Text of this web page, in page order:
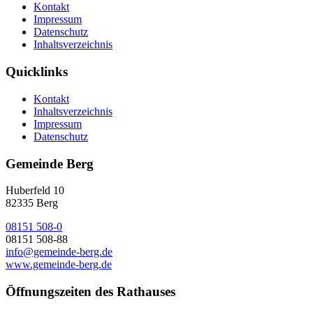
Kontakt
Impressum
Datenschutz
Inhaltsverzeichnis
Quicklinks
Kontakt
Inhaltsverzeichnis
Impressum
Datenschutz
Gemeinde Berg
Huberfeld 10
82335 Berg
08151 508-0
08151 508-88
info@gemeinde-berg.de
www.gemeinde-berg.de
Öffnungszeiten des Rathauses